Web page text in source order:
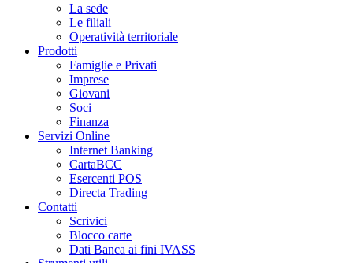
La sede
Le filiali
Operatività territoriale
Prodotti
Famiglie e Privati
Imprese
Giovani
Soci
Finanza
Servizi Online
Internet Banking
CartaBCC
Esercenti POS
Directa Trading
Contatti
Scrivici
Blocco carte
Dati Banca ai fini IVASS